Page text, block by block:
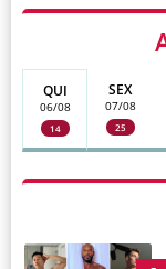
QUI
06/08
14
SEX
07/08
25